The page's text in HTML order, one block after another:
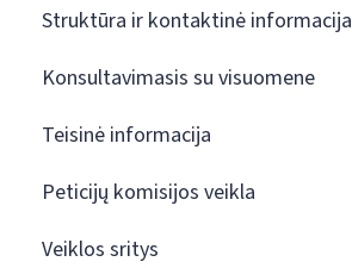
Struktūra ir kontaktinė informacija
Konsultavimasis su visuomene
Teisinė informacija
Peticijų komisijos veikla
Veiklos sritys